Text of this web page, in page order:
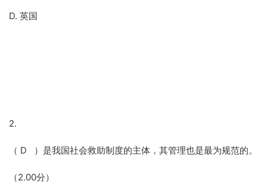
D. 英国
2.
（ D ）是我国社会救助制度的主体，其管理也是最为规范的。
（2.00分）